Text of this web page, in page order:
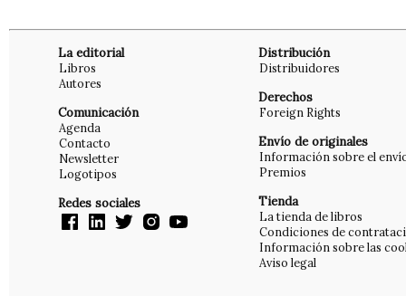
La editorial
Libros
Autores
Comunicación
Agenda
Contacto
Newsletter
Logotipos
Redes sociales
Distribución
Distribuidores
Derechos
Foreign Rights
Envío de originales
Información sobre el
Premios
Tienda
La tienda de libros
Condiciones de
Información sobre las
Aviso legal